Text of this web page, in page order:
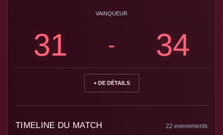
31 - 34
VAINQUEUR
+ DE DÉTAILS
TIMELINE DU MATCH 22 evenements